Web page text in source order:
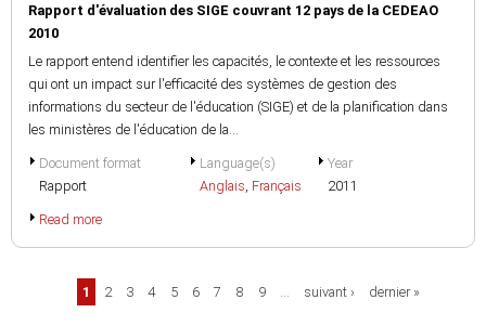
Rapport d'évaluation des SIGE couvrant 12 pays de la CEDEAO
2010
Le rapport entend identifier les capacités, le contexte et les ressources
qui ont un impact sur l'efficacité des systèmes de gestion des
informations du secteur de l'éducation (SIGE) et de la planification dans
les ministères de l'éducation de la...
Document format
Rapport
Language(s)
Anglais, Français
Year
2011
Read more
1 2 3 4 5 6 7 8 9 … suivant › dernier »